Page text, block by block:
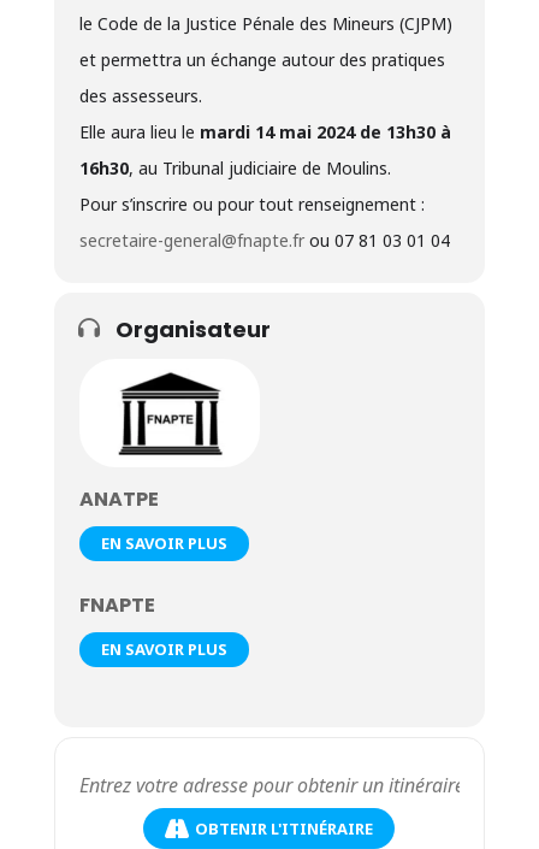
le Code de la Justice Pénale des Mineurs (CJPM)
et permettra un échange autour des pratiques
des assesseurs.
Elle aura lieu le mardi 14 mai 2024 de 13h30 à
16h30, au Tribunal judiciaire de Moulins.
Pour s’inscrire ou pour tout renseignement :
secretaire-general@fnapte.frou 07 81 03 01 04
Organisateur
ANATPE
EN SAVOIR PLUS
FNAPTE
EN SAVOIR PLUS
OBTENIR L'ITINÉRAIRE